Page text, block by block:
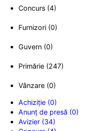
Concurs (4)
Furnizori (0)
Guvern (0)
Primărie (247)
Vânzare (0)
Achiziție (0)
Anunț de presă (0)
Avizier (34)